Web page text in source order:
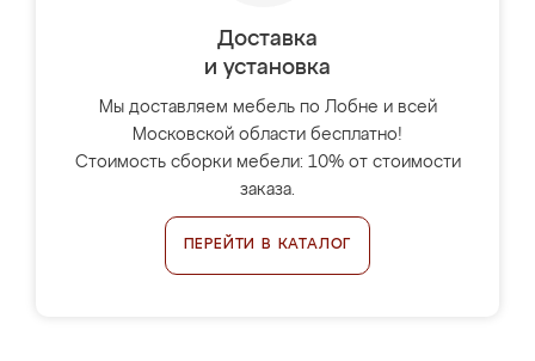
Доставка
и установка
Мы доставляем мебель по Лобне и всей
Московской области бесплатно!
Стоимость сборки мебели: 10% от стоимости
заказа.
ПЕРЕЙТИ В КАТАЛОГ